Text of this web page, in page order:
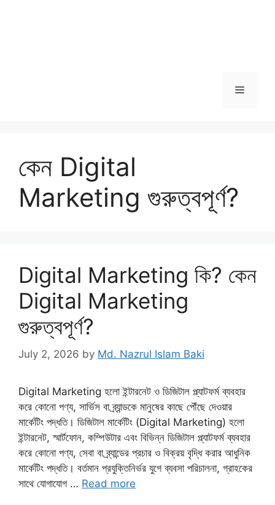
Menu
কেন Digital
Marketing গুরুত্বপূর্ণ?
Digital Marketing কি? কেন
Digital Marketing
গুরুত্বপূর্ণ?
July 2, 2026 by Md. Nazrul Islam Baki
Digital Marketing হলো ইন্টারনেট ও ডিজিটাল প্ল্যাটফর্ম ব্যবহার
করে কোনো পণ্য, সার্ভিস বা ব্র্যান্ডকে মানুষের কাছে পৌঁছে দেওয়ার
মার্কেটিং পদ্ধতি। ডিজিটাল মার্কেটিং (Digital Marketing) হলো
ইন্টারনেট, স্মার্টফোন, কম্পিউটার এবং বিভিন্ন ডিজিটাল প্ল্যাটফর্ম ব্যবহার
করে কোনো পণ্য, সেবা বা ব্র্যান্ডের প্রচার ও বিক্রয় বৃদ্ধি করার আধুনিক
মার্কেটিং পদ্ধতি। বর্তমান প্রযুক্তিনির্ভর যুগে ব্যবসা পরিচালনা, গ্রাহকের
সাথে যোগাযোগ … Read more